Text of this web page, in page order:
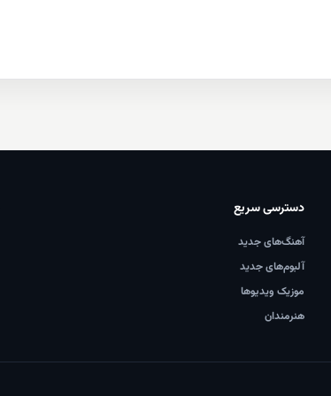
دسترسی سریع
آهنگ‌های جدید
آلبوم‌های جدید
موزیک ویدیوها
هنرمندان